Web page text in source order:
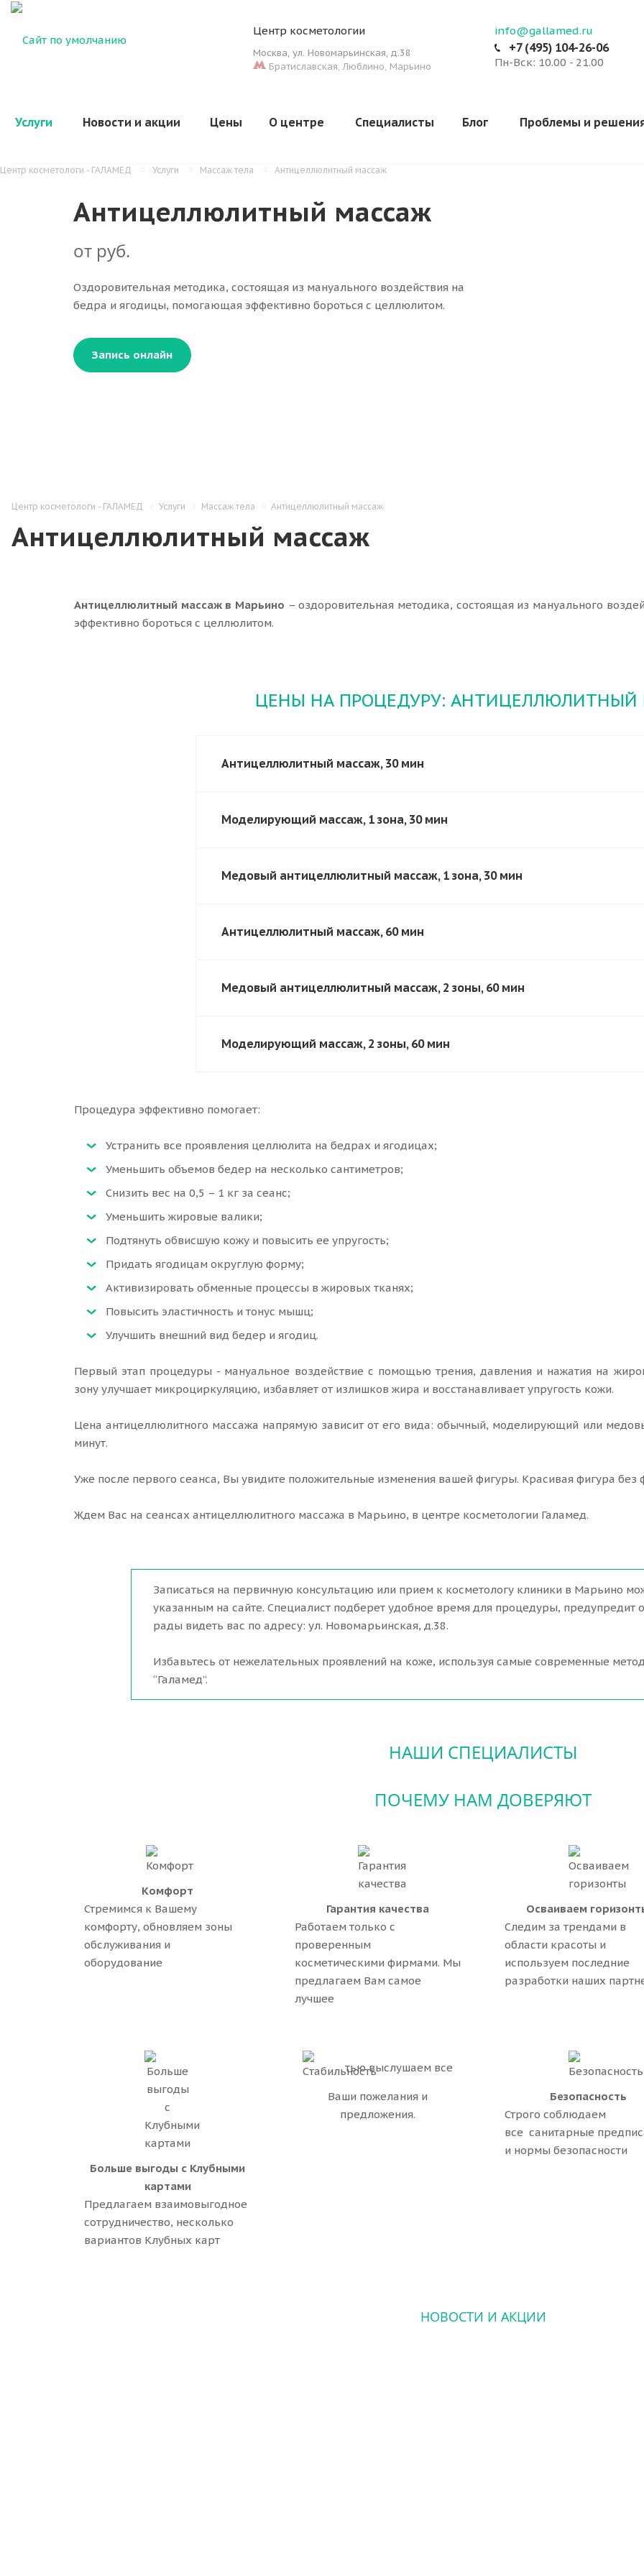
Центр косметологии
Москва, ул. Новомарьинская, д.38
Братиславская, Люблино, Марьино
info@gallamed.ru
+7 (495) 104-26-06
Пн-Вск: 10.00 - 21.00
Услуги Новости и акции Цены О центре Специалисты Блог Проблемы и
Центр косметологи - ГАЛАМЕД Услуги Массаж тела Антицеллюлитный массаж
Антицеллюлитный массаж
от руб.
Оздоровительная методика, состоящая из мануального воздействия на
бедра и ягодицы, помогающая эффективно бороться с целлюлитом.
Запись онлайн
Центр косметологи - ГАЛАМЕД Услуги Массаж тела Антицеллюлитный массаж
Антицеллюлитный массаж
Антицеллюлитный массаж в Марьино – оздоровительная методика, состоящая из мануального
эффективно бороться с целлюлитом.
ЦЕНЫ НА ПРОЦЕДУРУ: АНТИЦЕЛЛЮЛИТНЫЙ
Антицеллюлитный массаж, 30 мин
Моделирующий массаж, 1 зона, 30 мин
Медовый антицеллюлитный массаж, 1 зона, 30 мин
Антицеллюлитный массаж, 60 мин
Медовый антицеллюлитный массаж, 2 зоны, 60 мин
Моделирующий массаж, 2 зоны, 60 мин
Процедура эффективно помогает:
Устранить все проявления целлюлита на бедрах и ягодицах;
Уменьшить объемов бедер на несколько сантиметров;
Снизить вес на 0,5 – 1 кг за сеанс;
Уменьшить жировые валики;
Подтянуть обвисшую кожу и повысить ее упругость;
Придать ягодицам округлую форму;
Активизировать обменные процессы в жировых тканях;
Повысить эластичность и тонус мышц;
Улучшить внешний вид бедер и ягодиц.
Первый этап процедуры - мануальное воздействие с помощью трения, давления и нажатия на
зону улучшает микроциркуляцию, избавляет от излишков жира и восстанавливает упругость кожи.
Цена антицеллюлитного массажа напрямую зависит от его вида: обычный, моделирующий или
минут.
Уже после первого сеанса, Вы увидите положительные изменения вашей фигуры. Красивая фигура без
Ждем Вас на сеансах антицеллюлитного массажа в Марьино, в центре косметологии Галамед.
Записаться на первичную консультацию или прием к косметологу клиники в Марьино
указанным на сайте. Специалист подберет удобное время для процедуры, предупредит
рады видеть вас по адресу: ул. Новомарьинская, д.38.
Избавьтесь от нежелательных проявлений на коже, используя самые современные
“Галамед”.
НАШИ СПЕЦИАЛИСТЫ
ПОЧЕМУ НАМ ДОВЕРЯЮТ
Комфорт
Стремимся к Вашему
комфорту, обновляем зоны
обслуживания и
оборудование
Гарантия качества
Работаем только с
проверенным
косметическими фирмами. Мы
предлагаем Вам самое
лучшее
Осваиваем
Cледим за трендами в
области красоты и
используем последние
разработки наших
Больше выгоды с Клубными
картами
Предлагаем взаимовыгодное
сотрудничество, несколько
вариантов Клубных карт
тью выслушаем все
Ваши пожелания и
предложения.
Безопасность
Строго соблюдаем
все санитарные
и нормы безопасности
НОВОСТИ И АКЦИИ